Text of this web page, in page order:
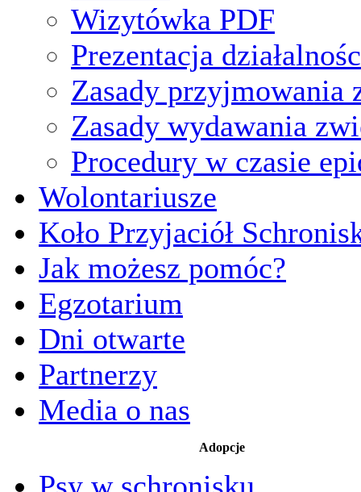
Wizytówka PDF
Prezentacja
Zasady przyjmowania
Zasady wydawania
Procedury w czasie
Wolontariusze
Koło Przyjaciół
Jak możesz pomóc?
Egzotarium
Dni otwarte
Partnerzy
Media o nas
Adopcje